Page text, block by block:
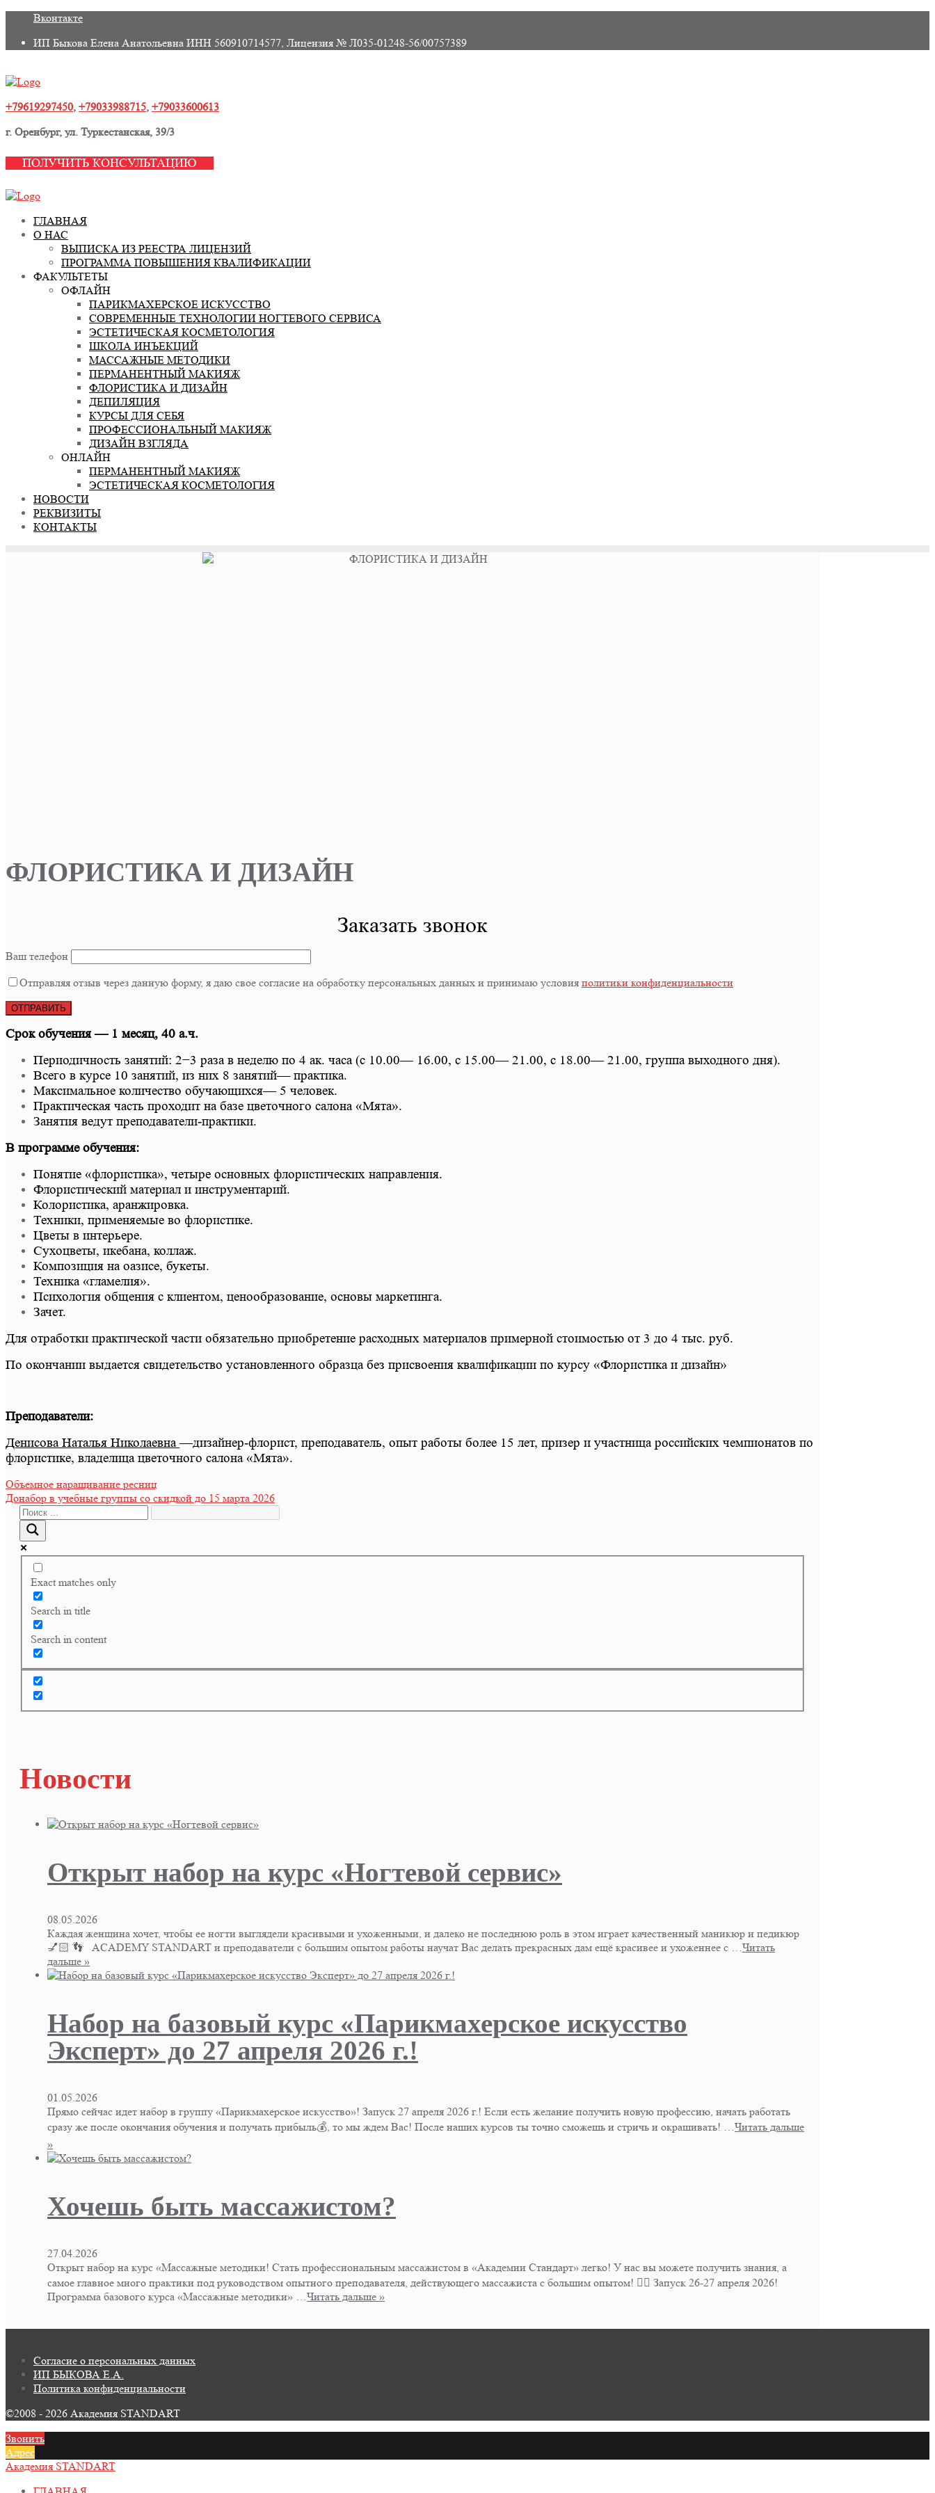
content
Вконтакте
ИП Быкова Елена Анатольевна ИНН 560910714577, Лицензия № Л035-01248-56/00757389
+79619297450, +79033988715, +79033600613
г. Оренбург, ул. Туркестанская, 39/3
ПОЛУЧИТЬ КОНСУЛЬТАЦИЮ
ГЛАВНАЯ
О НАС
ВЫПИСКА ИЗ РЕЕСТРА ЛИЦЕНЗИЙ
ПРОГРАММА ПОВЫШЕНИЯ КВАЛИФИКАЦИИ
ФАКУЛЬТЕТЫ
ОФЛАЙН
ПАРИКМАХЕРСКОЕ ИСКУССТВО
СОВРЕМЕННЫЕ ТЕХНОЛОГИИ НОГТЕВОГО СЕРВИСА
ЭСТЕТИЧЕСКАЯ КОСМЕТОЛОГИЯ
ШКОЛА ИНЪЕКЦИЙ
МАССАЖНЫЕ МЕТОДИКИ
ПЕРМАНЕНТНЫЙ МАКИЯЖ
ФЛОРИСТИКА И ДИЗАЙН
ДЕПИЛЯЦИЯ
КУРСЫ ДЛЯ СЕБЯ
ПРОФЕССИОНАЛЬНЫЙ МАКИЯЖ
ДИЗАЙН ВЗГЛЯДА
ОНЛАЙН
ПЕРМАНЕНТНЫЙ МАКИЯЖ
ЭСТЕТИЧЕСКАЯ КОСМЕТОЛОГИЯ
НОВОСТИ
РЕКВИЗИТЫ
КОНТАКТЫ
ФЛОРИСТИКА И ДИЗАЙН
Заказать звонок
Ваш телефон
Отправляя отзыв через данную форму, я даю свое согласие на обработку персональных данных и принимаю условия политики конфиденциальности
Срок обучения — 1 месяц, 40 а.ч.
Периодичность занятий: 2−3 раза в неделю по 4 ак. часа (с 10.00— 16.00, с 15.00— 21.00, с 18.00— 21.00, группа выходного дня).
Всего в курсе 10 занятий, из них 8 занятий— практика.
Максимальное количество обучающихся— 5 человек.
Практическая часть проходит на базе цветочного салона «Мята».
Занятия ведут преподаватели-практики.
В программе обучения:
Понятие «флористика», четыре основных флористических направления.
Флористический материал и инструментарий.
Колористика, аранжировка.
Техники, применяемые во флористике.
Цветы в интерьере.
Сухоцветы, икебана, коллаж.
Композиция на оазисе, букеты.
Техника «гламелия».
Психология общения с клиентом, ценообразование, основы маркетинга.
Зачет.
Для отработки практической части обязательно приобретение расходных материалов примерной стоимостью от 3 до 4 тыс. руб.
По окончании выдается свидетельство установленного образца без присвоения квалификации по курсу «Флористика и дизайн»
Преподаватели:
Денисова Наталья Николаевна—дизайнер-флорист, преподаватель, опыт работы более 15 лет, призер и участница российских чемпионатов по
флористике, владелица цветочного салона «Мята».
Навигация
по
записям
Объемное наращивание ресниц
Донабор в учебные группы со скидкой до 15 марта 2026
Exact matches only
Search in title
Search in content
Новости
Открыт набор на курс «Ногтевой сервис»
08.05.2026
Каждая женщина хочет, чтобы ее ногти выглядели красивыми и ухоженными, и далеко не последнюю роль в этом играет качественный маникюр и педикюр
💅🏻 👣 ACADEMY STANDART и преподаватели с большим опытом работы научат Вас делать прекрасных дам ещё красивее и ухоженнее с …Читать
дальше »
Набор на базовый курс «Парикмахерское искусство
Эксперт» до 27 апреля 2026 г.!
01.05.2026
Прямо сейчас идет набор в группу «Парикмахерское искусство»! Запуск 27 апреля 2026 г.! Если есть желание получить новую профессию, начать работать
сразу же после окончания обучения и получать прибыль💰, то мы ждем Вас! После наших курсов ты точно сможешь и стричь и окрашивать! …Читать дальше
»
Хочешь быть массажистом?
27.04.2026
Открыт набор на курс «Массажные методики! Стать профессиональным массажистом в «Академии Стандарт» легко! У нас вы можете получить знания, а
самое главное много практики под руководством опытного преподавателя, действующего массажиста с большим опытом! 👍🏻 Запуск 26-27 апреля 2026!
Программа базового курса «Массажные методики» …Читать дальше »
Согласие о персональных данных
ИП БЫКОВА Е.А.
Политика конфиденциальности
©2008 - 2026 Академия STANDART
Звонить
Адрес
Академия STANDART